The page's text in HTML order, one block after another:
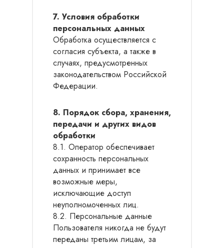
7. Условия обработки
персональных данных
Обработка осуществляется с
согласия субъекта, а также в
случаях, предусмотренных
законодательством Российской
Федерации.
8. Порядок сбора, хранения,
передачи и других видов
обработки
8.1. Оператор обеспечивает
сохранность персональных
данных и принимает все
возможные меры,
исключающие доступ
неуполномоченных лиц.
8.2. Персональные данные
Пользователя никогда не будут
переданы третьим лицам, за